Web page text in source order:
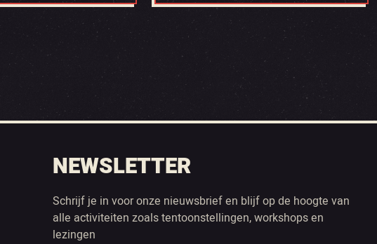
NEWSLETTER
Schrijf je in voor onze nieuwsbrief en blijf op de hoogte van
alle activiteiten zoals tentoonstellingen, workshops en
lezingen